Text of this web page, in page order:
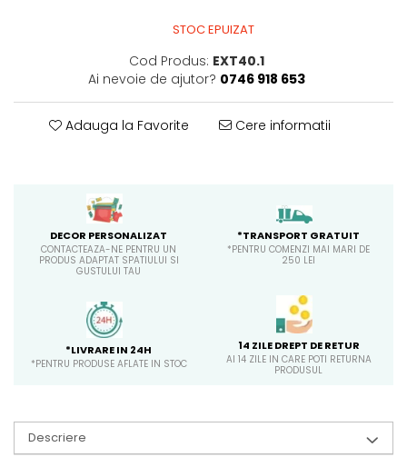
STOC EPUIZAT
Cod Produs: EXT40.1
Ai nevoie de ajutor? 0746 918 653
Adauga la Favorite Cere informatii
DECOR PERSONALIZAT
CONTACTEAZA-NE PENTRU UN
PRODUS ADAPTAT SPATIULUI SI
GUSTULUI TAU
*TRANSPORT GRATUIT
*PENTRU COMENZI MAI MARI DE
250 LEI
*LIVRARE IN 24H
*PENTRU PRODUSE AFLATE IN STOC
14 ZILE DREPT DE RETUR
AI 14 ZILE IN CARE POTI RETURNA
PRODUSUL
Descriere